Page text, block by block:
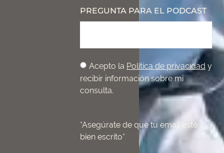
PREGUNTA PARA EL PODCAST
Acepto la Política de privacidad y
recibir información sobre mi
consulta.
*Asegúrate de que tu email esté
bien escrito*